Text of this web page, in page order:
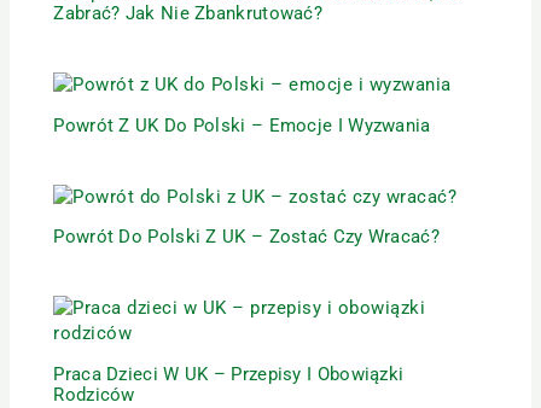
Zabrać? Jak Nie Zbankrutować?
Powrót Z UK Do Polski – Emocje I Wyzwania
Powrót Do Polski Z UK – Zostać Czy Wracać?
Praca Dzieci W UK – Przepisy I Obowiązki
Rodziców